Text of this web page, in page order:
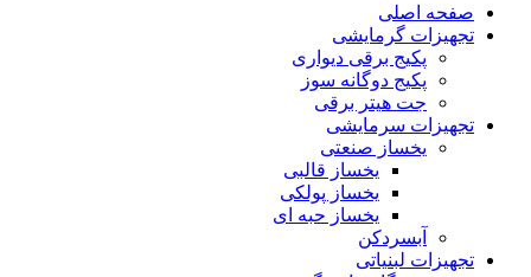
صفحه اصلی
تجهیزات گرمایشی
پکیج برقی دیواری
پکیج دوگانه سوز
جت هیتر برقی
تجهیزات سرمایشی
یخساز صنعتی
یخساز قالبی
یخساز پولکی
یخساز حبه ای
آبسردکن
تجهیزات لبنیاتی